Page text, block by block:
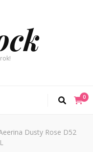
0
Dusty Rose D52